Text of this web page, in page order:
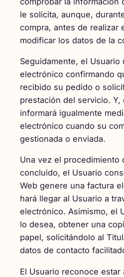
le solicita, aunque,
compra, antes de realizar
modificar los datos de la
Seguidamente, el
electrónico confirmando
recibido su pedido o
prestación del servicio. Y,
informará igualmente
electrónico cuando su
gestionada o enviada.
Una vez el procedimiento
concluido, el Usuario
Web genere una factura
hará llegar al Usuario a
electrónico. Asimismo, el
lo desea, obtener una
papel, solicitándolo al
datos de contacto
El Usuario reconoce